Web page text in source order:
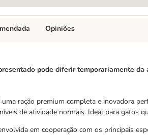
pode diferir temporariamente da
ração premium completa e inovadora
de atividade normais. Ideal para gatos
em cooperação com os principais
Opiniões